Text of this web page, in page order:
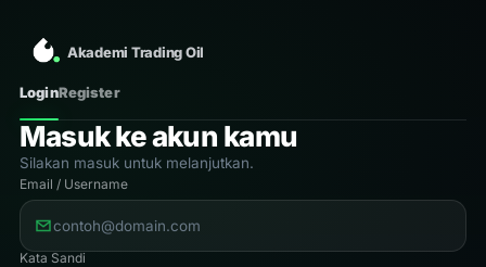
Akademi Trading Oil
LoginRegister
Masuk ke akun kamu
Silakan masuk untuk melanjutkan.
Email / Username
Kata Sandi